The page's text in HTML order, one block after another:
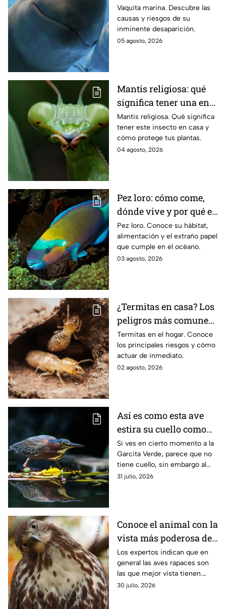
marina: causas y
riesgos de su
inminente
desaparición
Vaquita marina. Descubre las
causas y riesgos de su
inminente desaparición.
05 agosto, 2026
Mantis religiosa: qué
significa tener una en
casa y cómo ayuda a tu
huerta
Mantis religiosa. Qué significa
tener este insecto en casa y
cómo protege tus plantas.
04 agosto, 2026
Pez loro: cómo come,
dónde vive y por qué es
una de las especies
más raras del océano
Pez loro. Conoce su hábitat,
alimentación y el extraño papel
que cumple en el océano.
03 agosto, 2026
¿Termitas en casa? Los
peligros más comunes
y cómo reaccionar
rápido
Termitas en el hogar. Conoce
los principales riesgos y cómo
actuar de inmediato.
02 agosto, 2026
Así es como esta ave
estira su cuello como
en las caricaturas
Si ves en cierto momento a la
Garcita Verde, parece que no
tiene cuello, sin embargo al
momento de estirarse la
31 julio, 2026
Conoce el animal con la
vista más poderosa del
planeta
Los expertos indican que en
general las aves rapaces son
las que mejor vista tienen.
Esto se debe a sus
30 julio, 2026